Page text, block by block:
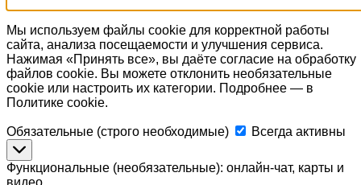
Мы используем файлы cookie для корректной работы
сайта, анализа посещаемости и улучшения сервиса.
Нажимая «Принять все», вы даёте согласие на обработку
файлов cookie. Вы можете отклонить необязательные
cookie или настроить их категории. Подробнее — в
Политике cookie.
Обязательные (строго необходимые)
Обязательные
Всегда активны
Функциональные (необязательные): онлайн-чат, карты и
видео